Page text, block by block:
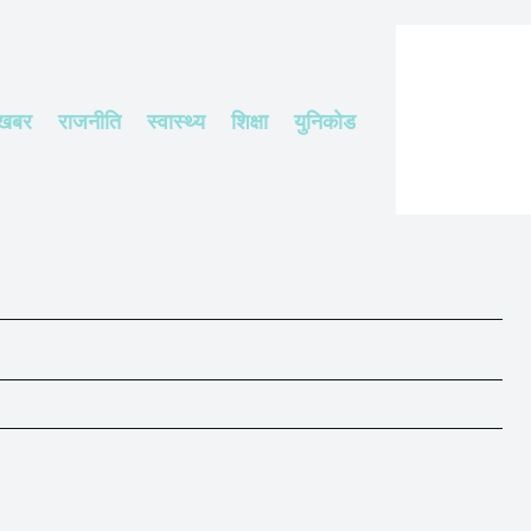
राजनीति स्वास्थ्य शिक्षा युनिकोड